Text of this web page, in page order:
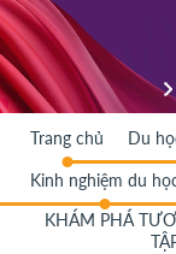
Trang chủ Du
Kinh nghiệm du
KHÁM PHÁ